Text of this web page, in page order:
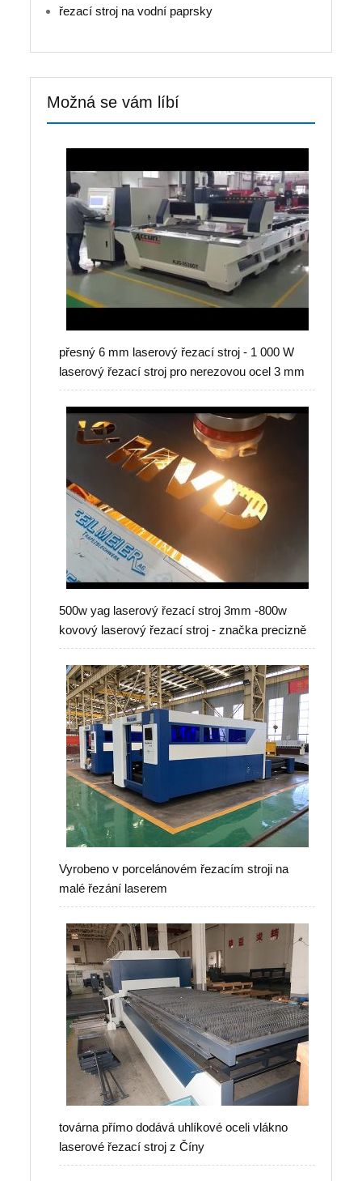
řezací stroj na vodní paprsky
Možná se vám líbí
přesný 6 mm laserový řezací stroj - 1 000 W
laserový řezací stroj pro nerezovou ocel 3 mm
500w yag laserový řezací stroj 3mm -800w
kovový laserový řezací stroj - značka precizně
Vyrobeno v porcelánovém řezacím stroji na
malé řezání laserem
továrna přímo dodává uhlíkové oceli vlákno
laserové řezací stroj z Číny